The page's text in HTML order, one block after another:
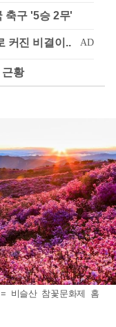
축구 '5승 2무'
황
비슬산 참꽃문화제 홈